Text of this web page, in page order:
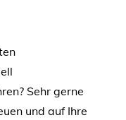
Sehr gerne
und auf Ihre